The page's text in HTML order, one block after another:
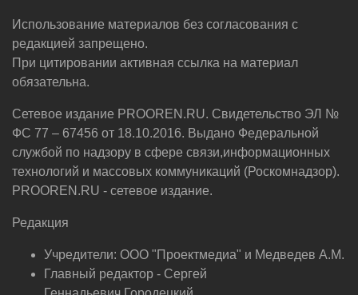
Использование материалов без согласования с
редакцией запрещено.
При цитировании активная ссылка на материал
обязательна.
Сетевое издание PROOREN.RU. Свидетельство ЭЛ №
ФС 77 – 67456 от 18.10.2016. Выдано Федеральной
службой по надзору в сфере связи,информационных
технологий и массовых коммуникаций (Роскомнадзор).
PROOREN.RU - сетевое издание.
Редакция
Учредители: ООО "Проектмедиа" и Медведев А.М.
Главный редактор - Сергей